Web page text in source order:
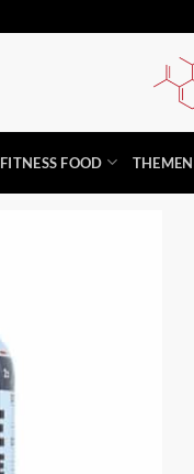
FITNESS FOOD THEMEN